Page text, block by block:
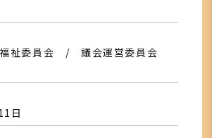
福祉委員会 / 議会運営委員会
日